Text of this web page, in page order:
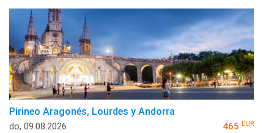
Pirineo Aragonés, Lourdes y Andorra
do, 09.08.2026 465 EUR